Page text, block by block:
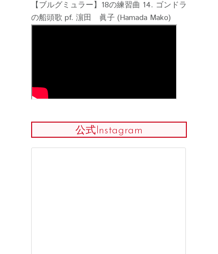
【ブルグミュラー】18の練習曲 14. ゴンドラ
の船頭歌 pf. 濵田 眞子 (Hamada Mako)
公式Instagram